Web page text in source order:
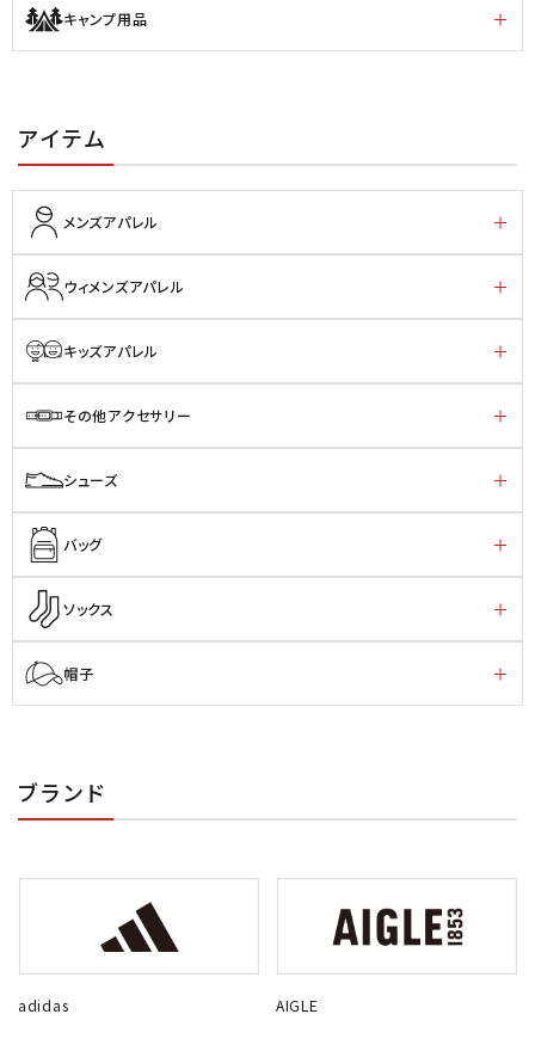
キャンプ用品
アイテム
メンズアパレル
ウィメンズアパレル
キッズアパレル
その他アクセサリー
シューズ
バッグ
ソックス
帽子
ブランド
adidas AIGLE